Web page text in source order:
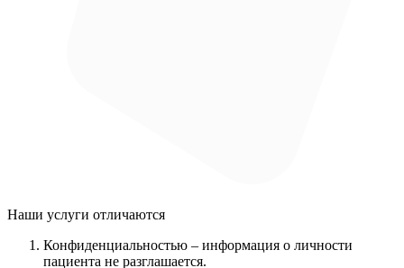
Наши услуги отличаются
Конфиденциальностью – информация о личности
пациента не разглашается.